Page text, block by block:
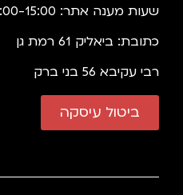
שעות מענה אתר: 10:00-15:00
כתובת: ביאליק 61 רמת גן
רבי עקיבא 56 בני ברק
ביטול עיסקה